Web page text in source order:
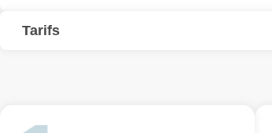
Tarifs